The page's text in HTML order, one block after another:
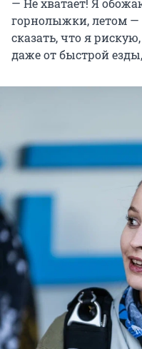
— Не хватает! Я
горнолыжки, летом —
сказать, что я
даже от быстрой